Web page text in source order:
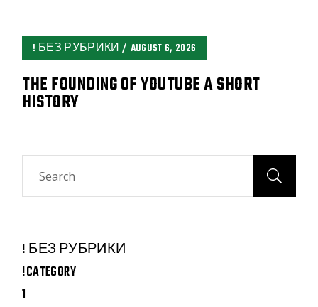
! БЕЗ РУБРИКИ AUGUST 6, 2026
THE FOUNDING OF YOUTUBE A SHORT
HISTORY
Search
! БЕЗ РУБРИКИ
!CATEGORY
1